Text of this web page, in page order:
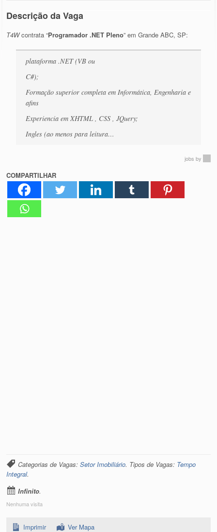
Descrição da Vaga
T4Wcontrata “Programador .NET Pleno” em Grande ABC, SP:
plataforma .NET (VB ou
C#);
Formação superior completa em Informática, Engenharia e
afins
Experiencia em XHTML , CSS , JQuery;
Ingles (ao menos para leitura…
jobs by
COMPARTILHAR
Categorias de Vagas:Setor Imobiliário. Tipos de Vagas: Tempo
Integral.
Infinito.
Nenhuma visita
Imprimir Ver Mapa